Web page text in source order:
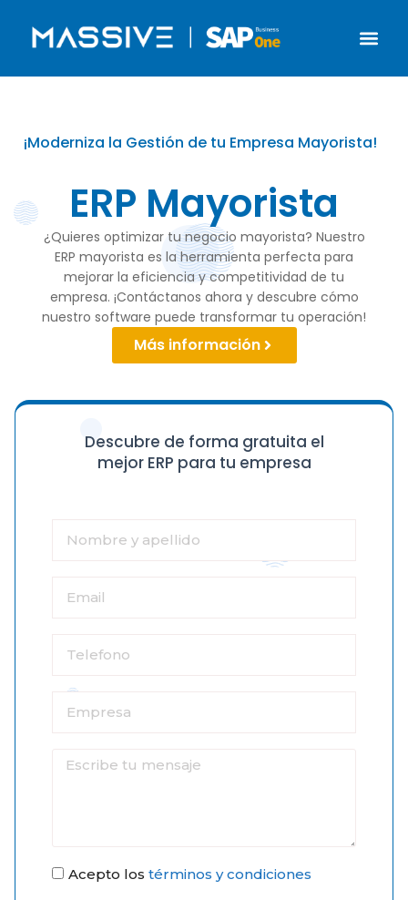
¡Moderniza la Gestión de tu Empresa Mayorista!
ERP Mayorista
¿Quieres optimizar tu negocio mayorista? Nuestro
ERP mayorista es la herramienta perfecta para
mejorar la eficiencia y competitividad de tu
empresa. ¡Contáctanos ahora y descubre cómo
nuestro software puede transformar tu operación!
Más información
Descubre de forma gratuita el
mejor ERP para tu empresa
Acepto los términos y condiciones